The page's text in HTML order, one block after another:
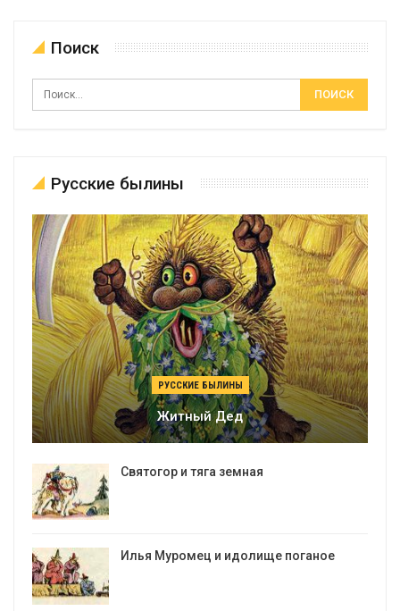
Поиск
Русские былины
РУССКИЕ БЫЛИНЫ
Житный Дед
Святогор и тяга земная
Илья Муромец и идолище поганое